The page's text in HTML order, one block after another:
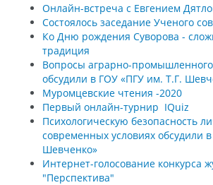
Онлайн-встреча с Евгением
Состоялось заседание Ученого
Ко Дню рождения Суворова -
традиция
Вопросы аграрно-
обсудили в ГОУ «ПГУ им. Т.Г.
Муромцевские чтения -2020
Первый онлайн-турнир IQuiz
Психологическую безопасность
современных условиях обсудили
Шевченко»
Интернет-голосование конкурса
"Перспектива"